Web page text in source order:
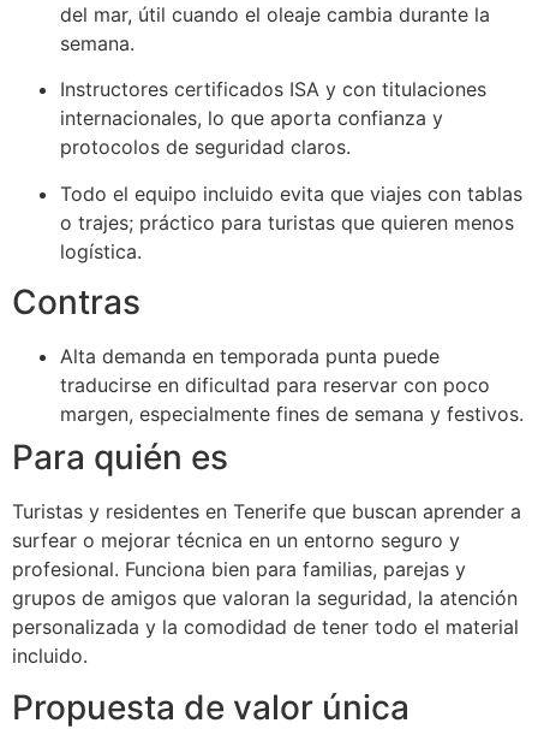
del mar, útil cuando el oleaje cambia durante la
semana.
Instructores certificados ISA y con titulaciones
internacionales, lo que aporta confianza y
protocolos de seguridad claros.
Todo el equipo incluido evita que viajes con tablas
o trajes; práctico para turistas que quieren menos
logística.
Contras
Alta demanda en temporada punta puede
traducirse en dificultad para reservar con poco
margen, especialmente fines de semana y festivos.
Para quién es
Turistas y residentes en Tenerife que buscan aprender a
surfear o mejorar técnica en un entorno seguro y
profesional. Funciona bien para familias, parejas y
grupos de amigos que valoran la seguridad, la atención
personalizada y la comodidad de tener todo el material
incluido.
Propuesta de valor única